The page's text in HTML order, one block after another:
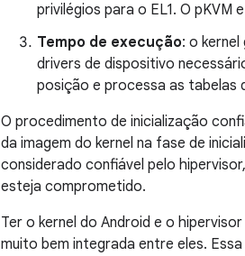
privilégios para o EL1. O pKVM
Tempo de execução: o
drivers de dispositivo
posição e processa as tabelas
O procedimento de inicialização
da imagem do kernel na fase de
considerado confiável pelo
esteja comprometido.
Ter o kernel do Android e o
muito bem integrada entre eles.